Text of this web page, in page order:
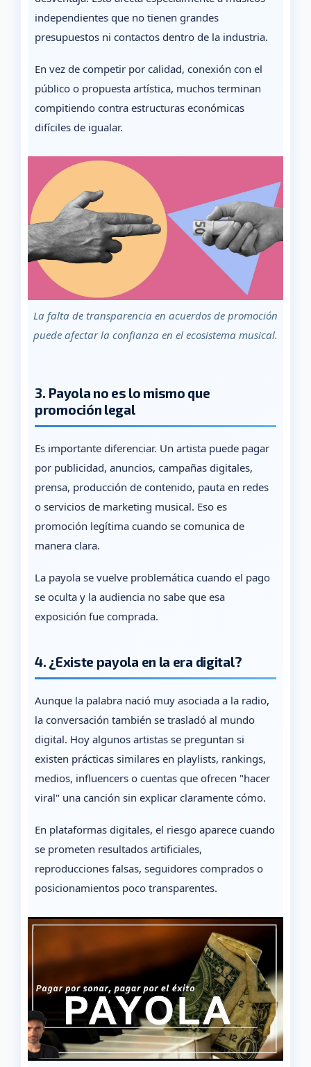
independientes que no tienen grandes
presupuestos ni contactos dentro de la industria.
En vez de competir por calidad, conexión con el
público o propuesta artística, muchos terminan
compitiendo contra estructuras económicas
difíciles de igualar.
La falta de transparencia en acuerdos de promoción
puede afectar la confianza en el ecosistema musical.
3. Payola no es lo mismo que
promoción legal
Es importante diferenciar. Un artista puede pagar
por publicidad, anuncios, campañas digitales,
prensa, producción de contenido, pauta en redes
o servicios de marketing musical. Eso es
promoción legítima cuando se comunica de
manera clara.
La payola se vuelve problemática cuando el pago
se oculta y la audiencia no sabe que esa
exposición fue comprada.
4. ¿Existe payola en la era digital?
Aunque la palabra nació muy asociada a la radio,
la conversación también se trasladó al mundo
digital. Hoy algunos artistas se preguntan si
existen prácticas similares en playlists, rankings,
medios, influencers o cuentas que ofrecen "hacer
viral" una canción sin explicar claramente cómo.
En plataformas digitales, el riesgo aparece cuando
se prometen resultados artificiales,
reproducciones falsas, seguidores comprados o
posicionamientos poco transparentes.